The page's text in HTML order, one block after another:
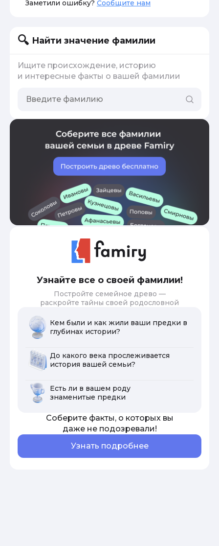
Заметили ошибку? Сообщите нам
Найти значение фамилии
Ищите происхождение, историю
и интересные факты о вашей фамилии
Узнайте все о своей фамилии!
Постройте семейное древо —
раскройте тайны своей родословной
Кем были и как жили ваши предки в
глубинах истории?
До какого века прослеживается
история вашей семьи?
Есть ли в вашем роду
знаменитые предки
Соберите факты, о которых вы
даже не подозревали!
Узнать подробнее